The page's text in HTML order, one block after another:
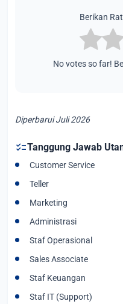
Berikan
No votes so far!
Diperbarui Juli 2026
checklistTanggung Jawab
Customer Service
Teller
Marketing
Administrasi
Staf Operasional
Sales Associate
Staf Keuangan
Staf IT (Support)